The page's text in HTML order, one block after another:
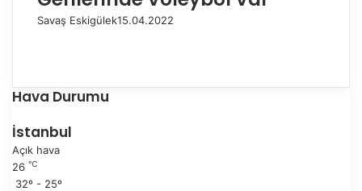
Savaş Eskigülek15.04.2022
e
k
s
a
n
k
i
Hava Durumu
İstanbul
Açık hava
26 ℃
32º - 25º